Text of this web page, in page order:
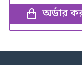
অর্ডার